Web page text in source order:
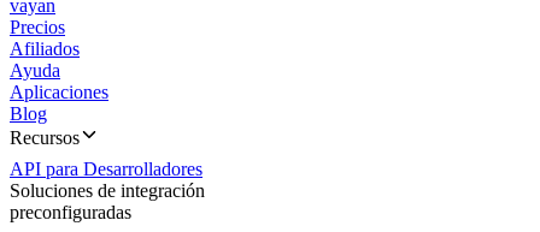
vayan
Precios
Afiliados
Ayuda
Aplicaciones
Blog
Recursos
API para Desarrolladores
Soluciones de integración
preconfiguradas